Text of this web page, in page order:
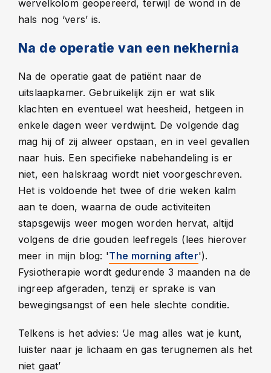
wervelkolom geopereerd, terwijl de wond in de
hals nog ‘vers’ is.
Na de operatie van een nekhernia
Na de operatie gaat de patiënt naar de
uitslaapkamer. Gebruikelijk zijn er wat slik
klachten en eventueel wat heesheid, hetgeen in
enkele dagen weer verdwijnt. De volgende dag
mag hij of zij alweer opstaan, en in veel gevallen
naar huis. Een specifieke nabehandeling is er
niet, een halskraag wordt niet voorgeschreven.
Het is voldoende het twee of drie weken kalm
aan te doen, waarna de oude activiteiten
stapsgewijs weer mogen worden hervat, altijd
volgens de drie gouden leefregels (lees hierover
meer in mijn blog: 'The morning after').
Fysiotherapie wordt gedurende 3 maanden na de
ingreep afgeraden, tenzij er sprake is van
bewegingsangst of een hele slechte conditie.
Telkens is het advies: ‘Je mag alles wat je kunt,
luister naar je lichaam en gas terugnemen als het
niet gaat’